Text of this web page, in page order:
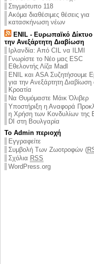
Στιγμιότυπο 118
Ακόμα διαθέσιμες θέσεις για
κατασκήνωση νέων
ENIL - Ευρωπαϊκό Δίκτυο
την Ανεξάρτητη Διαβίωση
Ιρλανδία: Από CIL να ILMI
Γνωρίστε το Νέο μας ESC
Εθελοντής Λίζα Madl
ENIL και ASA Συζητήσουμε
για την Ανεξάρτητη Διαβίωση
Κροατία
Να Θυμόμαστε Μάικ Όλιβερ
Υποστήριξη η Αναφορά
η Χρήση των Κονδυλίων της
DI στη Βουλγαρία
Το Admin περιοχή
Εγγραφείτε
Συμβολή Των Ζωοτροφών (
Σχόλια RSS
WordPress.org